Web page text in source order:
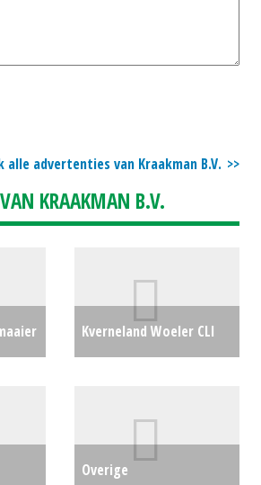
alle advertenties van Kraakman B.V.
KRAAKMAN B.V.
Kverneland Woeler CLI
Overige